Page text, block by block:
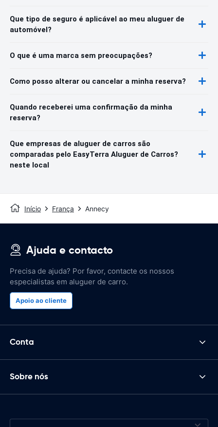
Que tipo de seguro é aplicável ao meu aluguer de
automóvel?
O que é uma marca sem preocupações?
Como posso alterar ou cancelar a minha reserva?
Quando receberei uma confirmação da minha
reserva?
Que empresas de aluguer de carros são
comparadas pelo EasyTerra Aluguer de Carros?
neste local
Início França Annecy
Ajuda e contacto
Precisa de ajuda? Por favor, contacte os nossos
especialistas em aluguer de carro.
Apoio ao cliente
Conta
Sobre nós